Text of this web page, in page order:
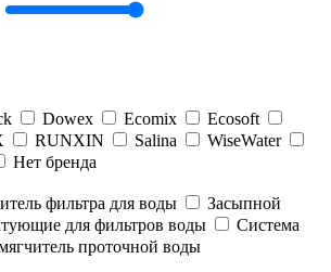
Dowex Ecomix
Ecosoft
RUNXIN Salina
WiseWater
Нет бренда
фильтра для воды
Засыпной
для фильтров воды
Система
проточной воды